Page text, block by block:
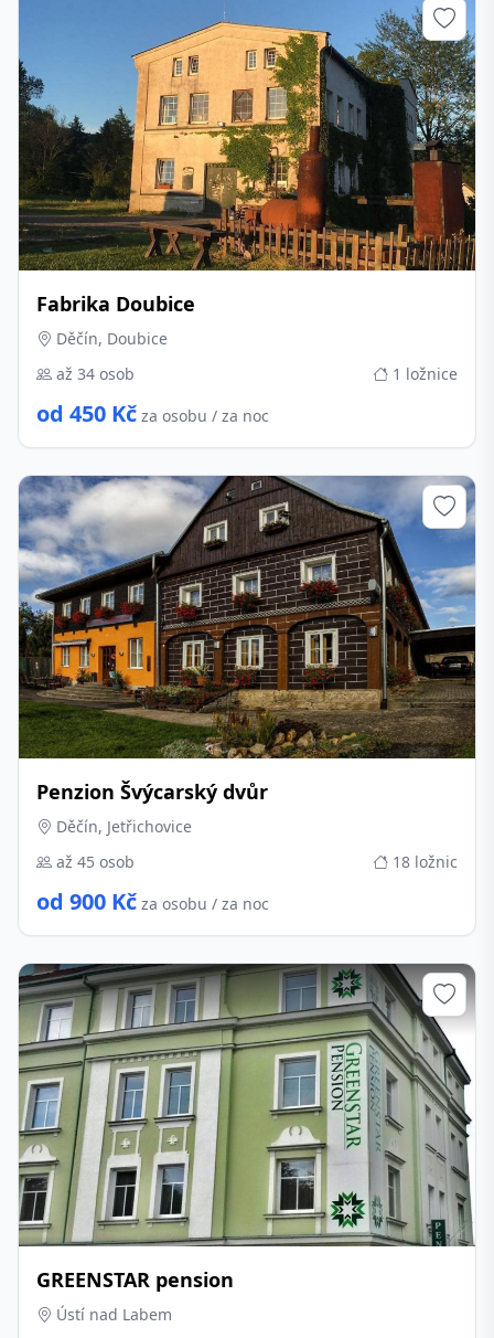
Fabrika Doubice
Děčín, Doubice
až 34 osob
1 ložnice
od 450 Kč za osobu / za noc
Penzion Švýcarský dvůr
Děčín, Jetřichovice
až 45 osob
18 ložnic
od 900 Kč za osobu / za noc
GREENSTAR pension
Ústí nad Labem